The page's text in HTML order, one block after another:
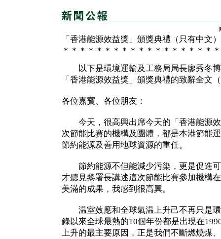
「香港能源效益獎」頒獎典禮（只有中文）
＊＊＊＊＊＊＊＊＊＊＊＊＊＊＊＊＊＊＊
以下是環境運輸及工務局局長廖秀冬博
「香港能源效益獎」頒獎典禮的致辭全文
各位嘉賓、各位朋友：
今天，很高興出席今天的「香港能源效
次節能比賽的機構及團體，都是本港節能
節約能源及善用地球資源的重任。
節約能源不但能減少污染，更是促進可
才聽見黎署長講述這次節能比賽參加機構
美滿的成果，我感到很高興。
温室效應和全球氣温上升己不再只是環
錄以來全球最熱的10個年份都是出現在
上升的最主要原因，正是我們不斷燃燒煤